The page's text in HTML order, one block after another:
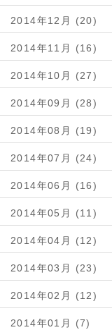
2014年12月 (20)
2014年11月 (16)
2014年10月 (27)
2014年09月 (28)
2014年08月 (19)
2014年07月 (24)
2014年06月 (16)
2014年05月 (11)
2014年04月 (12)
2014年03月 (23)
2014年02月 (12)
2014年01月 (7)